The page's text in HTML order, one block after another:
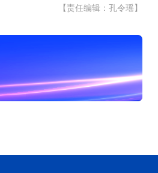
【责任编辑：孔令瑶】